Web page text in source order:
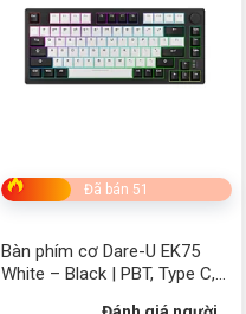
Đã bán 51
Bàn phím cơ Dare-U EK75
White – Black | PBT, Type C,